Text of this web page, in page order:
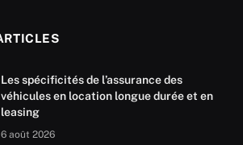
Les spécificités de l’assurance des
véhicules en location longue durée et en
leasing
6 août 2026